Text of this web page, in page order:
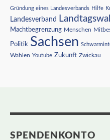
Gründung eines Landesverbands Hilfe
Landesverband
Machtbegrenzung Menschen
Politik Sachsen
Wahlen Youtube Zukunft Zwickau
SPENDENKONTO